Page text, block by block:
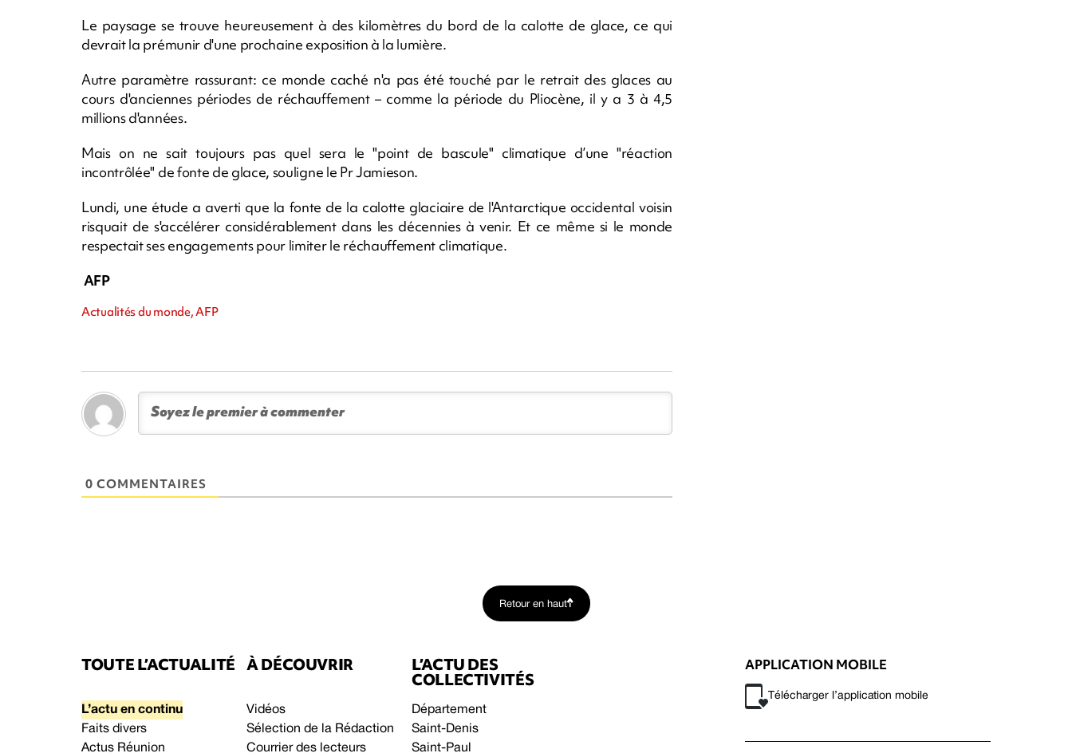
Le paysage se trouve heureusement à des kilomètres du bord de la calotte de glace, ce qui
devrait la prémunir d'une prochaine exposition à la lumière.
Autre paramètre rassurant: ce monde caché n'a pas été touché par le retrait des glaces au
cours d'anciennes périodes de réchauffement – comme la période du Pliocène, il y a 3 à 4,5
millions d'années.
Mais on ne sait toujours pas quel sera le "point de bascule" climatique d’une "réaction
incontrôlée" de fonte de glace, souligne le Pr Jamieson.
Lundi, une étude a averti que la fonte de la calotte glaciaire de l'Antarctique occidental voisin
risquait de s'accélérer considérablement dans les décennies à venir. Et ce même si le monde
respectait ses engagements pour limiter le réchauffement climatique.
AFP
Actualités du monde, AFP
0 COMMENTAIRES
Retour en haut
TOUTE L’ACTUALITÉ
L’actu en continu
Faits divers
Actus Réunion
À DÉCOUVRIR
Vidéos
Sélection de la Rédaction
Courrier des lecteurs
L’ACTU DES
COLLECTIVITÉS
Département
Saint-Denis
Saint-Paul
APPLICATION MOBILE
Télécharger l’application mobile